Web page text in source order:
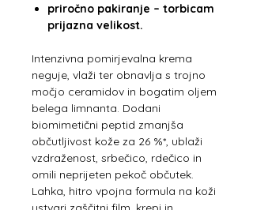
priročno pakiranje – torbicam
prijazna velikost.
Intenzivna pomirjevalna krema
neguje, vlaži ter obnavlja s trojno
močjo ceramidov in bogatim oljem
belega limnanta. Dodani
biomimetični peptid zmanjša
občutljivost kože za 26 %*, ublaži
vzdraženost, srbečico, rdečico in
omili neprijeten pekoč občutek.
Lahka, hitro vpojna formula na koži